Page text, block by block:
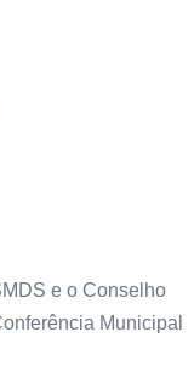
e o Conselho
Municipal